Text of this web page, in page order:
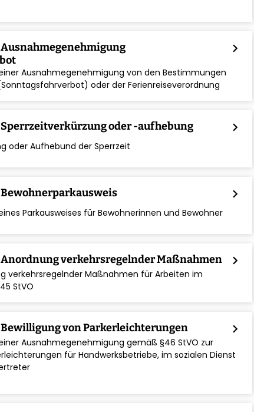
chevron_right
Ausnahmegenehmigung von den Bestimmungen
oder der Ferienreiseverordnung
oder -aufhebung
chevron_right
oder Aufhebund der Sperrzeit
chevron_right
Parkausweises für Bewohnerinnen und Bewohner
verkehrsregelnder Maßnahmen
chevron_right
verkehrsregelnder Maßnahmen für Arbeiten im
StVO
von Parkerleichterungen
chevron_right
Ausnahmegenehmigung gemäß §46 StVO zur
für Handwerksbetriebe, im sozialen Dienst